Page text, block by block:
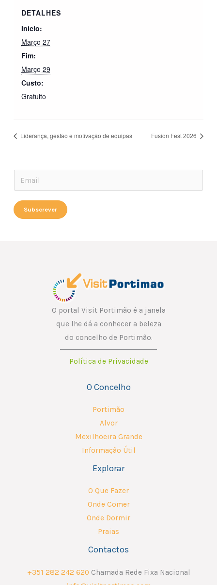
DETALHES
Início:
Março 27
Fim:
Março 29
Custo:
Gratuito
Liderança, gestão e motivação de equipas Fusion Fest 2026
E
i
m
a
i
Subscrever
O portal Visit Portimão é a janela
que lhe dá a conhecer a beleza
do concelho de Portimão.
Política de Privacidade
O Concelho
Portimão
Alvor
Mexilhoeira Grande
Informação Útil
Explorar
O Que Fazer
Onde Comer
Onde Dormir
Praias
Contactos
+351 282 242 620 Chamada Rede Fixa Nacional